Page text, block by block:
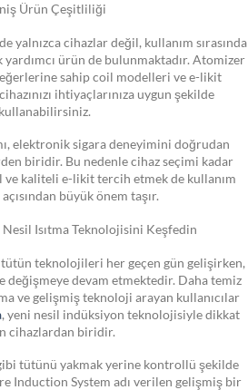
Ürün Çeşitliliği
yalnızca cihazlar değil, kullanım sırasında
ürün de bulunmaktadır. Atomizer
sahip coil modelleri ve e-likit
ihtiyaçlarınıza uygun şekilde
kullanabilirsiniz.
elektronik sigara deneyimini doğrudan
biridir. Bu nedenle cihaz seçimi kadar
kaliteli e-likit tercih etmek de kullanım
büyük önem taşır.
Nesil Isıtma Teknolojisini Keşfedin
tütün teknolojileri her geçen gün gelişirken,
değişmeye devam etmektedir. Daha temiz
ve gelişmiş teknoloji arayan kullanıcılar
, yeni nesil indüksiyon teknolojisiyle dikkat
cihazlardan biridir.
tütünü yakmak yerine kontrollü şekilde
Induction System adı verilen gelişmiş bir